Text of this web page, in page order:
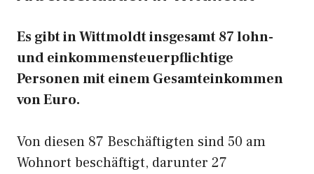
Es gibt in Wittmoldt insgesamt 87 lohn-
und einkommensteuerpflichtige
Personen mit einem Gesamteinkommen
von Euro.
Von diesen 87 Beschäftigten sind 50 am
Wohnort beschäftigt, darunter 27